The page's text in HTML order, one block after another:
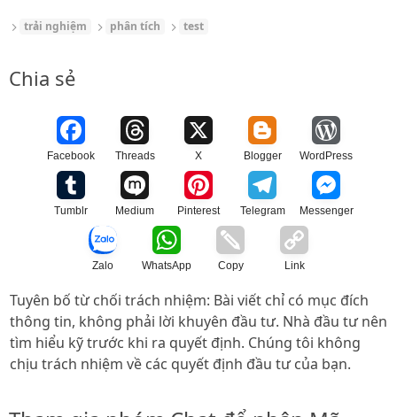
trải nghiệm phân tích test
Chia sẻ
Facebook Threads X Blogger WordPress
Tumblr Medium Pinterest Telegram Messenger
Zalo WhatsApp Copy Link
Tuyên bố từ chối trách nhiệm: Bài viết chỉ có mục đích
thông tin, không phải lời khuyên đầu tư. Nhà đầu tư nên
tìm hiểu kỹ trước khi ra quyết định. Chúng tôi không
chịu trách nhiệm về các quyết định đầu tư của bạn.